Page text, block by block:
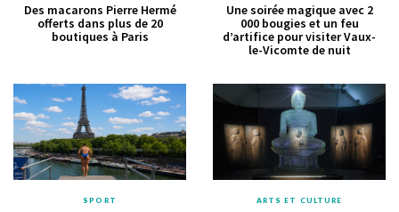
Des macarons Pierre Hermé
offerts dans plus de 20
boutiques à Paris
Une soirée magique avec 2
000 bougies et un feu
d’artifice pour visiter Vaux-
le-Vicomte de nuit
SPORT ARTS ET CULTURE